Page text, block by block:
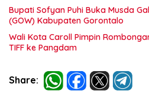
Bupati Sofyan Puhi Buka Musda
(GOW) Kabupaten Gorontalo
Wali Kota Caroll Pimpin
TIFF ke Pangdam
Share: